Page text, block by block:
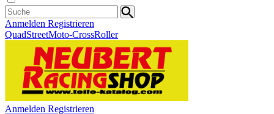
Anmelden Registrieren
QuadStreetMoto-CrossRoller
Anmelden Registrieren